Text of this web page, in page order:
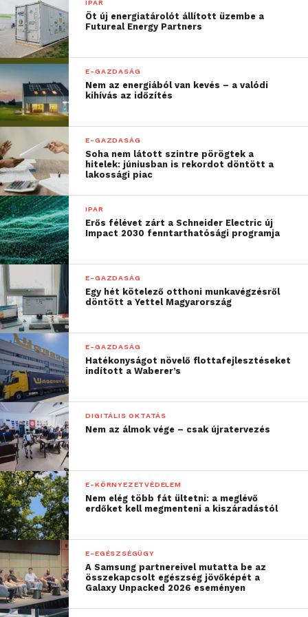
Az elnöki rendelet bejelentése elutasító
reagálásokat váltott ki republikánus politikusokból.
John Boehner, a képviselőház elnöke hangsúlyozta,
hogy az amerikai demokrácia nem így működik, és
Obama, “bár korábban azt mondta, hogy nem király
és nem császár, mégis úgy viselkedik, mintha az
lenne”. John McCain szenátor álláspontja szerint a
bevándorlás ügyét a népképviselőknek kell
megvitatniuk, és azt nem egy dekrétummal kell
rendezni, Michael McCaul képviselő pedig
egyenesen alkotmányellenesnek nevezte Obama
intézkedéseit, amelyek szerinte fenyegetést
jelentenek a demokrácia számára.
Több republikánus honatya és kormányzó is előre
bejelentette, hogy bíróságon fogja megtámadni az
elnöki rendeletet.
Forrás: MTI
IPAR
Öt új energiatárolót állított üzembe a
Futureal Energy Partners
E-GAZDASÁG
Nem az energiából van kevés – a valódi
kihívás az időzítés
E-GAZDASÁG
Soha nem látott szintre pörögtek a
hitelek: júniusban is rekordot döntött a
lakossági piac
IPAR
Erős félévet zárt a Schneider Electric új
Impact 2030 fenntarthatósági programja
E-GAZDASÁG
Egy hét kötelező otthoni munkavégzésről
döntött a Yettel Magyarország
E-GAZDASÁG
Hatékonyságot növelő flottafejlesztéseket
indított a Waberer’s
DIGITÁLIS OKTATÁS
Nem az álmok vége – csak újratervezés
E-KÖRNYEZETVÉDELEM
Nem elég több fát ültetni: a meglévő
erdőket kell megmenteni a kiszáradástól
E-EGÉSZSÉGÜGY
A Samsung partnereivel mutatta be az
összekapcsolt egészség jövőképét a
Galaxy Unpacked 2026 eseményen